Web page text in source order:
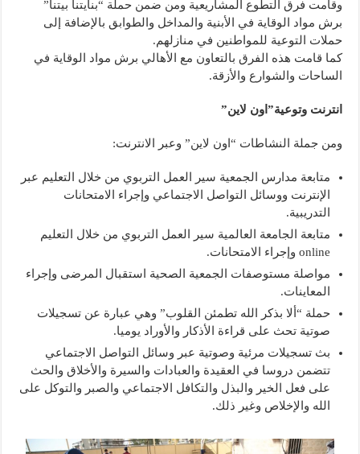
وقامت فرق التطوع المشاريعية ومن ضمن حملة “بنايتنا بيتنا”
برش مواد الوقاية في الأبنية والمداخل والطوابق بالإضافة إلى
حملات التوعية للمواطنين في منازلهم.
كما قامت هذه الفرق بالتعاون مع الأهالي برش مواد الوقاية في
الساحات والشوارع والأزقة.
انترنت وتوعية”اون لاين”
ومن جملة النشاطات “اون لاين” وعبر الانترنت:
متابعة مدارس الجمعية سير العمل التربوي من خلال التعليم عبر
الإنترنت ووسائل التواصل الاجتماعي وإجراء الامتحانات
التدريبية.
متابعة الجامعة العالمية سير العمل التربوي من خلال التعليم
online وإجراء الامتحانات.
مواصلة مستوصفات الجمعية الصحية استقبال المرضى وإجراء
المعاينات.
حملة “ألا بذكر الله تطمئن القلوب” وهي عبارة عن تسجيلات
صوتية تحث على قراءة الأذكار والأوراد يوميا.
بث تسجيلات مرئية وصوتية عبر وسائل التواصل الاجتماعي
تتضمن دروسا في العقيدة والعبادات والسيرة والأخلاق والحث
على فعل الخير والبذل والتكافل الاجتماعي والصبر والتوكل على
الله والإخلاص وغير ذلك.